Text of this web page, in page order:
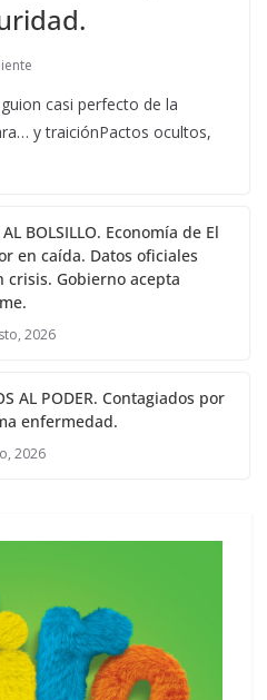
casi perfecto de la
y traiciónPactos ocultos,
AL BOLSILLO. Economía de El
en caída. Datos oficiales
crisis. Gobierno acepta
2026
AL PODER. Contagiados por
enfermedad.
2026